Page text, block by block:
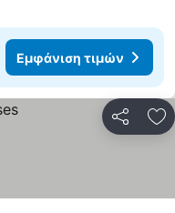
Εμφάνιση τιμών